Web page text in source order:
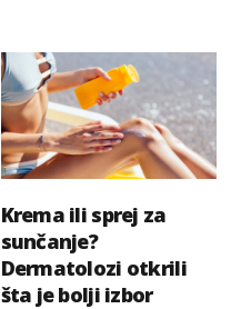
Krema ili sprej za
sunčanje?
Dermatolozi otkrili
šta je bolji izbor